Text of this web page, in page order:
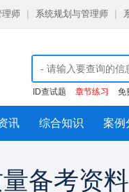
理师 系统规划与管理师
ID查试题 章节练习 免
讯 综合知识 案例
备考资料